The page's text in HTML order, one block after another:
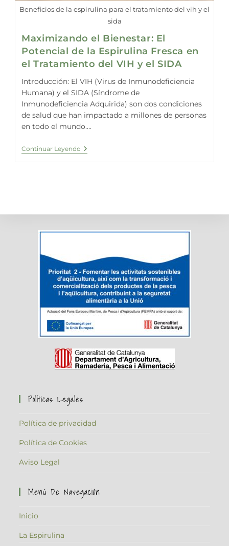
Beneficios de la espirulina para el tratamiento del vih y el
sida
Maximizando el Bienestar: El
Potencial de la Espirulina Fresca en
el Tratamiento del VIH y el SIDA
Introducción: El VIH (Virus de Inmunodeficiencia
Humana) y el SIDA (Síndrome de
Inmunodeficiencia Adquirida) son dos condiciones
de salud que han impactado a millones de personas
en todo el mundo....
Continuar Leyendo Maximizando
El
Fresca
El
Y
El
SIDA
Políticas Legales
Política de privacidad
Política de Cookies
Aviso Legal
Menú De Navegación
Inicio
La Espirulina